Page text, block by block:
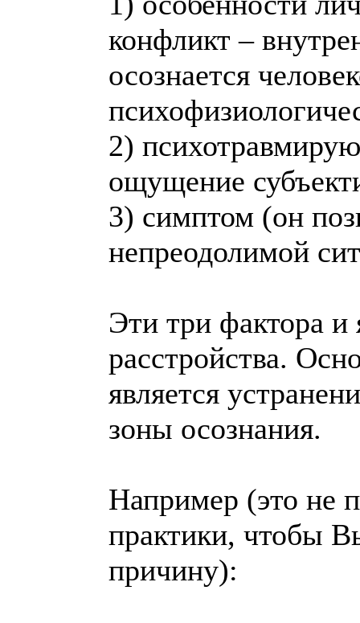
конфликт –
осознается
2)
ощущение
3) симптом (он
непреодолимой
Эти три фактора и
расстройства.
является
зоны осознания.
Например (это не
практики, чтобы
причину):